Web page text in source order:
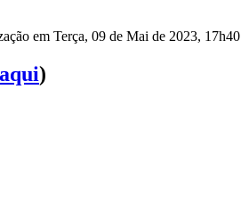
em Terça, 09 de Mai de 2023, 17h40
)